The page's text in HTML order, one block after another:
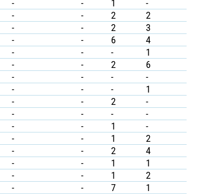
-
- 1
-
-
- 2
2
-
- 2
3
-
- 6
4
-
- -
1
-
- 2
6
-
- -
-
-
- -
1
-
- 2
-
-
- -
-
-
- 1
-
-
- 1
2
-
- 2
4
-
- 1
1
-
- 1
2
-
- 7 1